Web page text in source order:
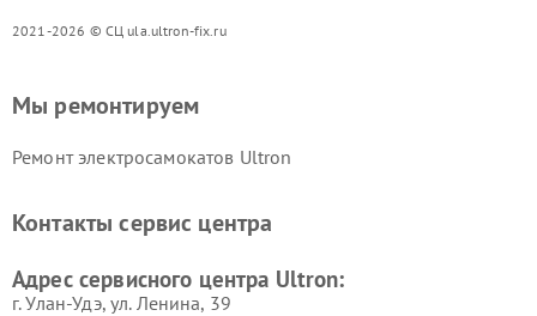
2021-2026 © СЦ ula.ultron-fix.ru
Мы ремонтируем
Ремонт электросамокатов Ultron
Контакты сервис центра
Адрес сервисного центра Ultron:
г. Улан-Удэ, ул. Ленина, 39